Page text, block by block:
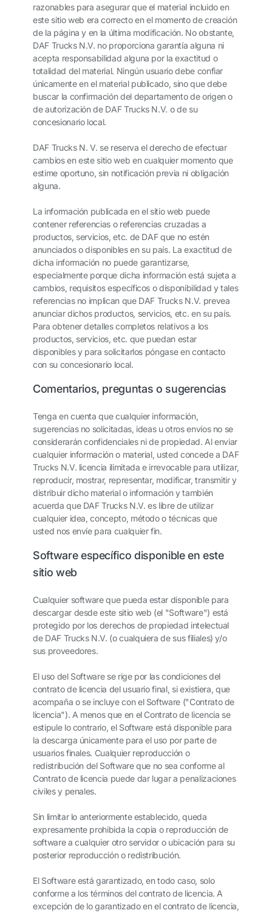
razonables para asegurar que el material incluido en
este sitio web era correcto en el momento de creación
de la página y en la última modificación. No obstante,
DAF Trucks N.V. no proporciona garantía alguna ni
acepta responsabilidad alguna por la exactitud o
totalidad del material. Ningún usuario debe confiar
únicamente en el material publicado, sino que debe
buscar la confirmación del departamento de origen o
de autorización de DAF Trucks N.V. o de su
concesionario local.
DAF Trucks N. V. se reserva el derecho de efectuar
cambios en este sitio web en cualquier momento que
estime oportuno, sin notificación previa ni obligación
alguna.
La información publicada en el sitio web puede
contener referencias o referencias cruzadas a
productos, servicios, etc. de DAF que no estén
anunciados o disponibles en su país. La exactitud de
dicha información no puede garantizarse,
especialmente porque dicha información está sujeta a
cambios, requisitos específicos o disponibilidad y tales
referencias no implican que DAF Trucks N.V. prevea
anunciar dichos productos, servicios, etc. en su país.
Para obtener detalles completos relativos a los
productos, servicios, etc. que puedan estar
disponibles y para solicitarlos póngase en contacto
con su concesionario local.
Comentarios, preguntas o sugerencias
Tenga en cuenta que cualquier información,
sugerencias no solicitadas, ideas u otros envíos no se
considerarán confidenciales ni de propiedad. Al enviar
cualquier información o material, usted concede a DAF
Trucks N.V. licencia ilimitada e irrevocable para utilizar,
reproducir, mostrar, representar, modificar, transmitir y
distribuir dicho material o información y también
acuerda que DAF Trucks N.V. es libre de utilizar
cualquier idea, concepto, método o técnicas que
usted nos envíe para cualquier fin.
Software específico disponible en este
sitio web
Cualquier software que pueda estar disponible para
descargar desde este sitio web (el "Software") está
protegido por los derechos de propiedad intelectual
de DAF Trucks N.V. (o cualquiera de sus filiales) y/o
sus proveedores.
El uso del Software se rige por las condiciones del
contrato de licencia del usuario final, si existiera, que
acompaña o se incluye con el Software ("Contrato de
licencia"). A menos que en el Contrato de licencia se
estipule lo contrario, el Software está disponible para
la descarga únicamente para el uso por parte de
usuarios finales. Cualquier reproducción o
redistribución del Software que no sea conforme al
Contrato de licencia puede dar lugar a penalizaciones
civiles y penales.
Sin limitar lo anteriormente establecido, queda
expresamente prohibida la copia o reproducción de
software a cualquier otro servidor o ubicación para su
posterior reproducción o redistribución.
El Software está garantizado, en todo caso, solo
conforme a los términos del contrato de licencia. A
excepción de lo garantizado en el contrato de licencia,